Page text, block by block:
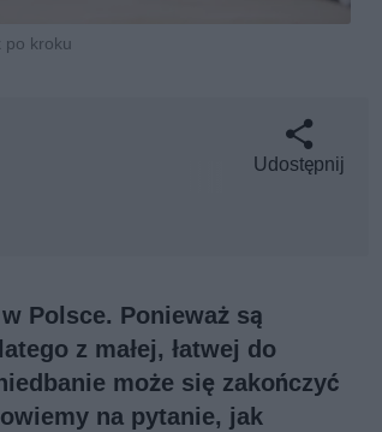
po kroku
Udostępnij
Polsce. Ponieważ są
z małej, łatwej do
może się zakończyć
na pytanie, jak